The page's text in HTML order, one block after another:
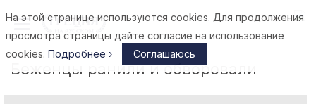
Афины
Беженцы ранили и обворовали
На этой странице используются cookies. Для продолжения
просмотра страницы дайте согласие на использование
cookies. Подробнее › Соглашаюсь